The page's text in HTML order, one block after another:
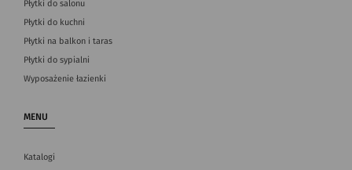
Płytki do salonu
Płytki do kuchni
Płytki na balkon i taras
Płytki do sypialni
Wyposażenie łazienki
MENU
Katalogi